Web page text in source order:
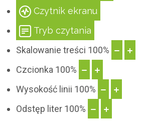
Czytnik ekranu
Tryb czytania
Skalowanie treści 100%
Czcionka 100%
Wysokość linii 100%
Odstęp liter 100%
stylista